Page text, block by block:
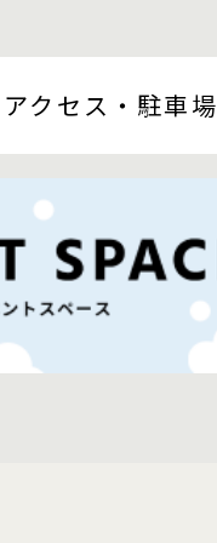
アクセス ・駐車場